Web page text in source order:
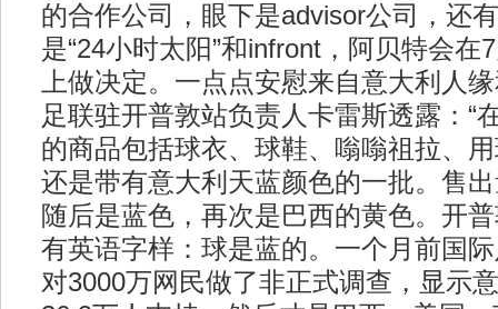
的合作公司，眼下是advisor公司，还
是“24小时太阳”和infront，阿贝特会在
上做决定。一点点安慰来自意大利人
足联驻开普敦站负责人卡雷斯透露：“
的商品包括球衣、球鞋、嗡嗡祖拉、
还是带有意大利天蓝颜色的一批。售
随后是蓝色，再次是巴西的黄色。开
有英语字样：球是蓝的。一个月前国
对3000万网民做了非正式调查，显示